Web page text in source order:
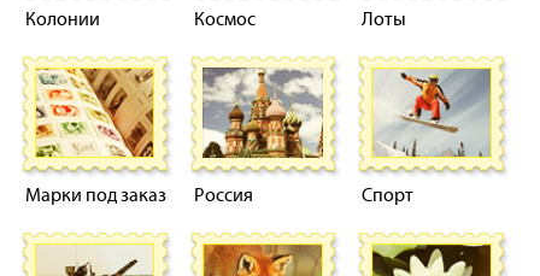
Колонии Космос Лоты
Марки под заказ Россия Спорт